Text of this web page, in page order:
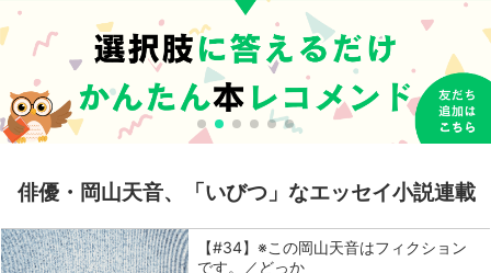
俳優・岡山天音、「いびつ」なエッセイ小説連載
【#34】※この岡山天音はフィクション
です。／どっか